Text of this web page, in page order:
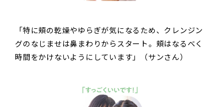
「特に頬の乾燥やゆらぎが気になるため、クレンジン
グのなじませは鼻まわりからスタート。頬はなるべく
時間をかけないようにしています」（サンさん）